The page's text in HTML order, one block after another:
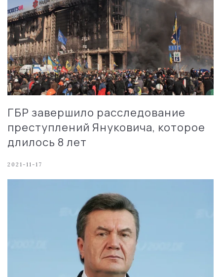
ГБР завершило расследование
преступлений Януковича, которое
длилось 8 лет
2021-11-17